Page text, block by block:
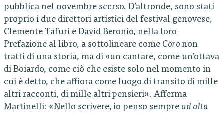
pubblica nel novembre scorso. D’altronde, sono stati
proprio i due direttori artistici del festival genovese,
Clemente Tafuri e David Beronio, nella loro
Prefazione al libro, a sottolineare come Coro non
tratti di una storia, ma di «un cantare, come un’ottava
di Boiardo, come ciò che esiste solo nel momento in
cui è detto, che affiora come luogo di transito di mille
altri racconti, di mille altri pensieri». Afferma
Martinelli: «Nello scrivere, io penso sempre ad alta